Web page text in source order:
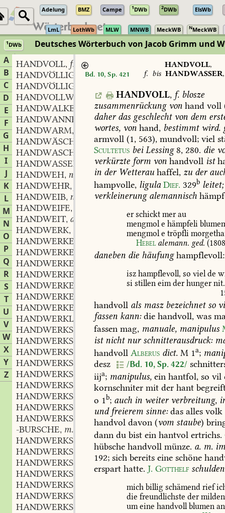
Adelung BMZ Campe 1DWb 2DWb ElsWb
LmL LothWb MLW MNWB MeckWB NMeckWB
1DWb Deutsches Wörterbuch von Jacob Grimm und
A
B
C
D
E
F
G
H
I
J
K
L
M
N
O
P
Q
R
S
T
U
V
W
X
Y
Z
HANDVOLL, f.
HANDVÖLLIG
adj.
HANDVÖLLIG
HANDVOLLWEISE
,adv.
HANDWALKE
HANDWANNE
HANDWARM,
HANDWÄSCHE
HANDWASCHEN
n.
HANDWASSER
HANDWEH, n.
HANDWEHR,
HANDWEIB, n.
HANDWEIFE,
HANDWEIT, adj.
HANDWERK,
HANDWERKER
HANDWERKERGILDE,f.
HANDWERKERISCH
HANDWERKERSTAND
HANDWERKERTALENT
HANDWERKERVOLK
HANDWERKERZUNFT,f.
HANDWERKLICH
,adj.
HANDWERKSÄLTESTER,m.
HANDWERKSAMT
,n.
HANDWERKSARBEIT,f.
HANDWERKSARTIKEL m.
HANDWERKSBOTE,m.
HANDWERKSBRAUCH,m.
HANDWERKSBÜNDEL,
n.
HANDWERKSBÜRGE m.
HANDWERKSBURSCH
,m.
-BURSCHE, m.
HANDWERKSFAHNE,f.
HANDWERKSFLEISZ,m.
HANDWERKSFRAU,f.
HANDWERKSFÜHLEREI,f.
HANDWERKSGEBRAUCH
m.
HANDWERKSGEIST
HANDWERKSGEMÄSZ
adj.
Bd. 10, Sp. 421
HANDVOLL,
f. bis HANDWASSER
HANDVOLL, f. blosze
zusammenrückungvon hand voll
daherdas geschlechtvon dem
wortes, von hand, bestimmtwird.
armvoll (1, 563), mundvoll; viel
Scultetus beiLessing 8, 280. die
verkürzte form von handvoll ist
in derWetterau haffel, zu der
hampvolle, ligula Dief. 329b leitet;
verkleinerungalemannisch
er schickt mer au
mengmole hämpfeli
mengmole tröpfli
Hebel alemann. ged.
daneben die häufunghampflevoll:
isz hampflevoll, so vielde
si stillen eimder hunger nit.
handvoll als maszbezeichnetso
fassen kann:die handvoll, was
fassen mag, manuale, manipulus
istnichtnurschnitterausdruck:
handvoll Alberus dict. M 1a;
desz
/Bd. 10, Sp. 422/
iija; manipulus, ein hantfol, so vil
kornschniter mit der hant
o 1b; auch in weiterverbreitung,
undfreierem sinne:das alles volk
handvol davon (vom staube)
dann du bist ein hantvol ertrichs.
hübsche handvoll münze. a. m.
192; sich bereits eine schöne
erspart hatte. J. Gotthelf
mich billig schämend rief
die freundlichste der milden
um eine handvoll blumen